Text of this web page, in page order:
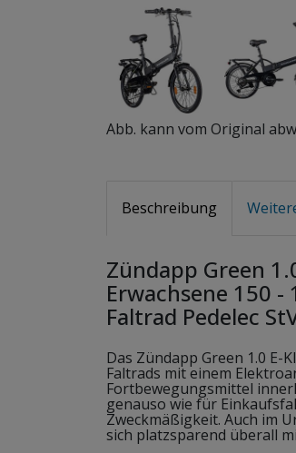
Abb. kann vom Original
Beschreibung
Zündapp Green
Erwachsene 150 -
Faltrad Pedelec
Das Zündapp Green 1.0
Faltrads mit einem
Fortbewegungsmittel
genauso wie für
Zweckmäßigkeit. Auch im
sich platzsparend überall